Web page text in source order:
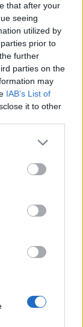
that after your
seeing
utilized by
prior to
further
parties on the
may
IAB’s List of
it to other
more Google
may click to
tags to
below Google
και μια
την Γ
εποχή, για
να
μας αντί να